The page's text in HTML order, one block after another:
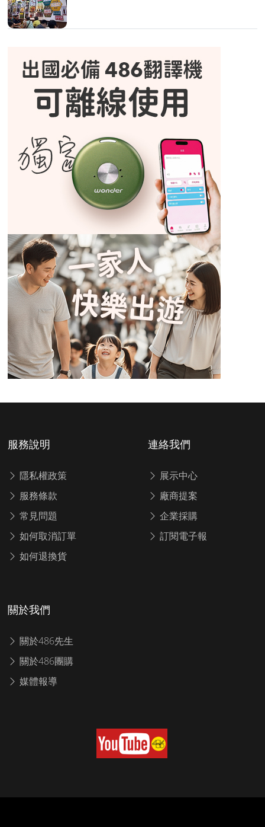
服務說明
隱私權政策
服務條款
常見問題
如何取消訂單
如何退換貨
連絡我們
展示中心
廠商提案
企業採購
訂閱電子報
關於我們
關於486先生
關於486團購
媒體報導